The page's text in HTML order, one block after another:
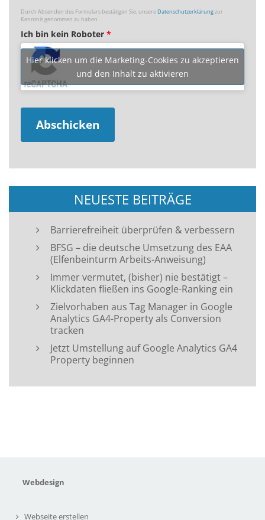
Durch Absenden des Formulars bestätigen Sie, unsereDatenschutzerklärungzur
Kenntnis genommen zu haben
Ich bin kein Roboter *
Hier klicken um die Marketing-Cookies zu akzeptieren
und den Inhalt zu aktivieren
NEUESTE BEITRÄGE
Barrierefreiheit überprüfen & verbessern
BFSG – die deutsche Umsetzung des EAA
(Elfenbeinturm Arbeits-Anweisung)
Immer vermutet, (bisher) nie bestätigt –
Klickdaten fließen ins Google-Ranking ein
Zielvorhaben aus Tag Manager in Google
Analytics GA4-Property als Conversion
tracken
Jetzt Umstellung auf Google Analytics GA4
Property beginnen
Webdesign
Webseite erstellen